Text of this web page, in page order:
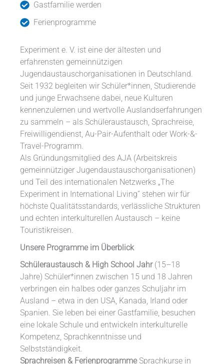
Gastfamilie werden
Ferienprogramme
Experiment e. V. ist eine der ältesten und
erfahrensten gemeinnützigen
Jugendaustauschorganisationen in Deutschland.
Seit 1932 begleiten wir Schüler*innen, Studierende
und junge Erwachsene dabei, neue Kulturen
kennenzulernen und wertvolle Auslandserfahrungen
zu sammeln – als Schüleraustausch, Sprachreise,
Freiwilligendienst, Au-Pair-Aufenthalt oder Work-&-
Travel-Programm.
Als Gründungsmitglied des AJA (Arbeitskreis
gemeinnütziger Jugendaustauschorganisationen)
und Teil des internationalen Netzwerks „The
Experiment in International Living” stehen wir für
höchste Qualitätsstandards, verlässliche Strukturen
und echten interkulturellen Austausch – keine
Touristikreisen.
Unsere Programme im Überblick
Schüleraustausch & High School Jahr(15–18
Jahre) Schüler*innen zwischen 15 und 18 Jahren
verbringen ein halbes oder ganzes Schuljahr im
Ausland – etwa in den USA, Kanada, Irland oder
Spanien. Sie leben bei einer Gastfamilie, besuchen
eine lokale Schule und entwickeln interkulturelle
Kompetenz, Sprachkenntnisse und
Selbstständigkeit.
Sprachreisen & FerienprogrammeSprachkurse in